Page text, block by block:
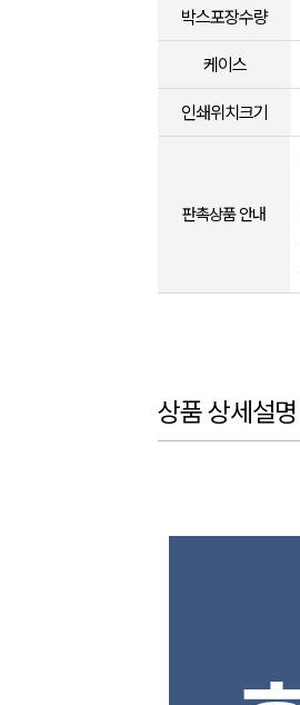
박스포장수량
케이스
인쇄위치크기
판촉상품 안내
상품 상세설명